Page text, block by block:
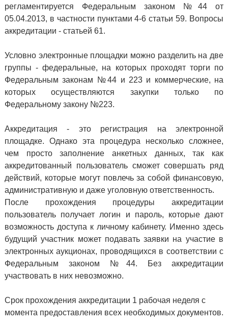
регламентируется Федеральным законом №44 от
05.04.2013, в частности пунктами 4-6 статьи 59. Вопросы
аккредитации - статьей 61.
Условно электронные площадки можно разделить на две
группы - федеральные, на которых проходят торги по
Федеральным законам №44 и 223 и коммерческие, на
которых осуществляются закупки только по
Федеральному закону №223.
Аккредитация - это регистрация на электронной
площадке. Однако эта процедура несколько сложнее,
чем просто заполнение анкетных данных, так как
аккредитованный пользователь сможет совершать ряд
действий, которые могут повлечь за собой финансовую,
административную и даже уголовную ответственность.
После прохождения процедуры аккредитации
пользователь получает логин и пароль, которые дают
возможность доступа к личному кабинету. Именно здесь
будущий участник может подавать заявки на участие в
электронных аукционах, проводящихся в соответствии с
Федеральным законом №44. Без аккредитации
участвовать в них невозможно.
Срок прохождения аккредитации 1 рабочая неделя с
момента предоставления всех необходимых документов.